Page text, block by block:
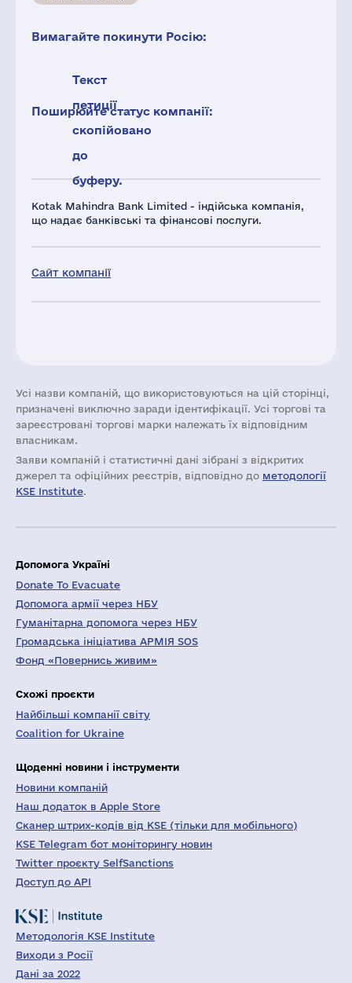
Kotak Mahindra Bank Limited - індійська компанія,
що надає банківські та фінансові послуги.
Сайт компанії
Вимагайте покинути Росію:
Текст
петиції
скопійовано
до
буферу.
Поширюйте статус компанії:
Усі назви компаній, що використовуються на цій сторінці,
призначені виключно заради ідентифікації. Усі торгові та
зареєстровані торгові марки належать їх відповідним
власникам.
Заяви компаній i статистичні дані зібрані з відкритих
джерел та офіційних реєстрів, відповідно до методології
KSE Institute.
Допомога Україні
Donate To Evacuate
Допомога армії через НБУ
Гуманітарна допомога через НБУ
Громадська ініціатива АРМІЯ SOS
Фонд «Повернись живим»
Схожі проєкти
Найбільші компанії світу
Coalition for Ukraine
Щоденні новини і інструменти
Новини компаній
Наш додаток в Apple Store
Сканер штрих-кодів від KSE (тільки для мобільного)
KSE Telegram бот моніторингу новин
Twitter проєкту SelfSanctions
Доступ до API
Методологія KSE Institute
Виходи з Росії
Дані за 2022